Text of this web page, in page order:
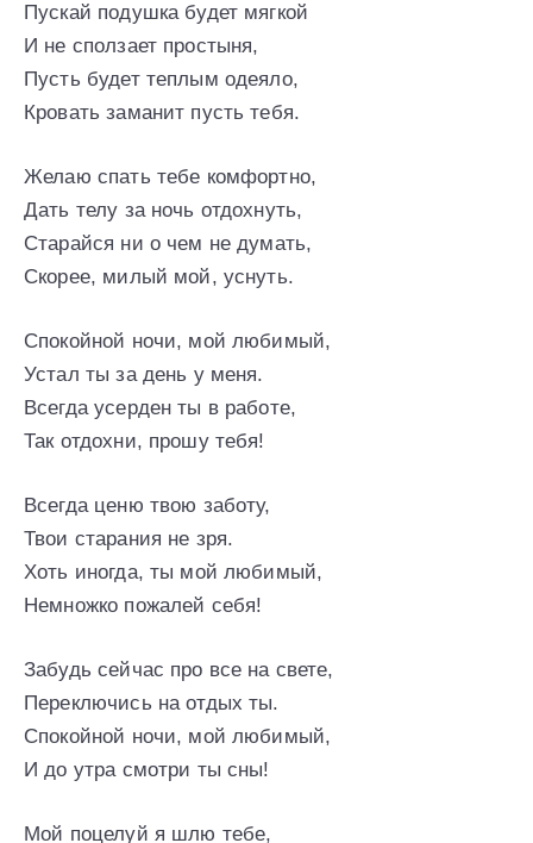
Пускай подушка будет мягкой
И не сползает простыня,
Пусть будет теплым одеяло,
Кровать заманит пусть тебя.
Желаю спать тебе комфортно,
Дать телу за ночь отдохнуть,
Старайся ни о чем не думать,
Скорее, милый мой, уснуть.
Спокойной ночи, мой любимый,
Устал ты за день у меня.
Всегда усерден ты в работе,
Так отдохни, прошу тебя!
Всегда ценю твою заботу,
Твои старания не зря.
Хоть иногда, ты мой любимый,
Немножко пожалей себя!
Забудь сейчас про все на свете,
Переключись на отдых ты.
Спокойной ночи, мой любимый,
И до утра смотри ты сны!
Мой поцелуй я шлю тебе,